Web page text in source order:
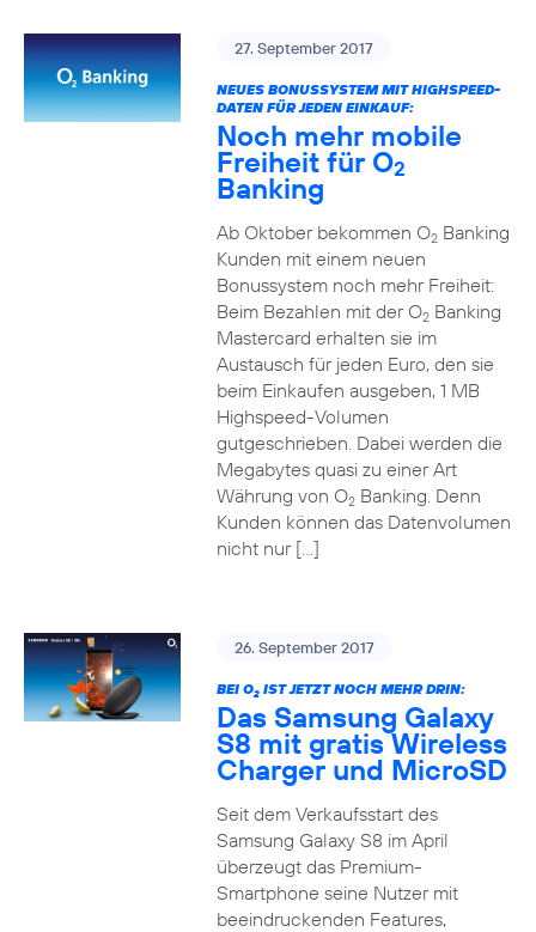
27. September 2017
NEUES BONUSSYSTEM MIT HIGHSPEED-
DATEN FÜR JEDEN EINKAUF:
Noch mehr mobile
Freiheit für O2
Banking
Ab Oktober bekommen O2Banking
Kunden mit einem neuen
Bonussystem noch mehr Freiheit:
Beim Bezahlen mit der O2Banking
Mastercard erhalten sie im
Austausch für jeden Euro, den sie
beim Einkaufen ausgeben, 1 MB
Highspeed-Volumen
gutgeschrieben. Dabei werden die
Megabytes quasi zu einer Art
Währung von O2Banking. Denn
Kunden können das Datenvolumen
nicht nur […]
26. September 2017
BEI O2IST JETZT NOCH MEHR DRIN:
Das Samsung Galaxy
S8 mit gratis Wireless
Charger und MicroSD
Seit dem Verkaufsstart des
Samsung Galaxy S8 im April
überzeugt das Premium-
Smartphone seine Nutzer mit
beeindruckenden Features,